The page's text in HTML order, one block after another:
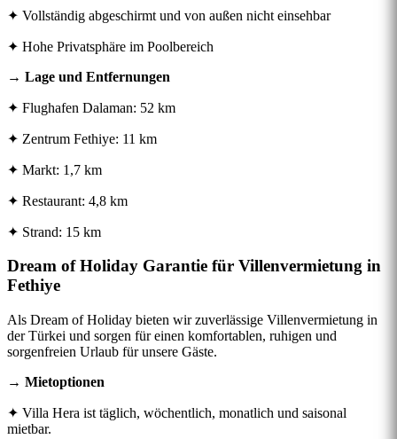
✦ Vollständig abgeschirmt und von außen nicht einsehbar
✦ Hohe Privatsphäre im Poolbereich
→ Lage und Entfernungen
✦ Flughafen Dalaman: 52 km
✦ Zentrum Fethiye: 11 km
✦ Markt: 1,7 km
✦ Restaurant: 4,8 km
✦ Strand: 15 km
Dream of Holiday Garantie für Villenvermietung in
Fethiye
Als Dream of Holiday bieten wir zuverlässige Villenvermietung in
der Türkei und sorgen für einen komfortablen, ruhigen und
sorgenfreien Urlaub für unsere Gäste.
→ Mietoptionen
✦ Villa Hera ist täglich, wöchentlich, monatlich und saisonal
mietbar.